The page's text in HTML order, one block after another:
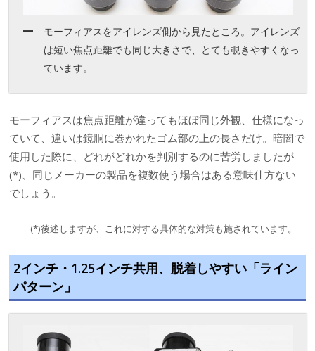
モーフィアスをアイレンズ側から見たところ。アイレンズ
は短い焦点距離でも同じ大きさで、とても覗きやすくなっ
ています。
モーフィアスは焦点距離が違ってもほぼ同じ外観、仕様になっ
ていて、違いは鏡胴に巻かれたゴム部の上の長さだけ。暗闇で
使用した際に、どれがどれかを判別するのに苦労しましたが
(*)、同じメーカーの製品を複数使う場合はある意味仕方ない
でしょう。
(*)後述しますが、これに対する具体的な対策も施されています。
2インチ・1.25インチ共用、脱着しやすい「ライン
パターン」